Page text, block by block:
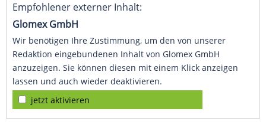
Empfohlener externer Inhalt:
Glomex GmbH
Wir benötigen Ihre Zustimmung, um den von unserer
Redaktion eingebundenen Inhalt von Glomex GmbH
anzuzeigen. Sie können diesen mit einem Klick anzeigen
lassen und auch wieder deaktivieren.
jetzt aktivieren